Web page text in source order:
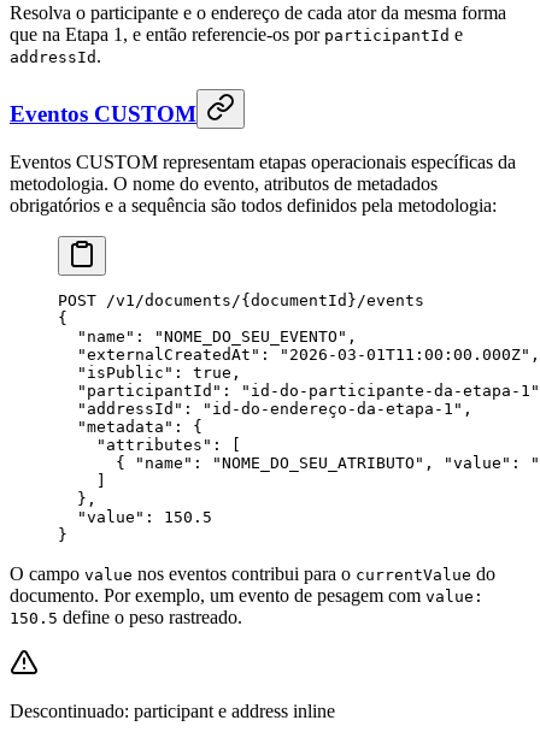
Resolva o participante e o endereço de cada ator da mesma forma
que na Etapa 1, e então referencie-os por participantId e
addressId .
Eventos CUSTOM
Eventos CUSTOM representam etapas operacionais específicas da
metodologia. O nome do evento, atributos de metadados
obrigatórios e a sequência são todos definidos pela metodologia:
POST /v1 /documents/{ documentId }/events
{
  "name"
: "NOME_DO_SEU_EVENTO" ,
  "externalCreatedAt"
: "2026-03-01T11:00:00.000Z" ,
  "isPublic"
: true ,
  "participantId"
:
"id-do-participante-da-etapa-1"
  "addressId"
: "id-do-endereço-da-etapa-1" ,
  "metadata"
: {
    "attributes"
: [
      {
"name" : "NOME_DO_SEU_ATRIBUTO" , "value" :
  },
  "value"
: 150.5
}
O campo value nos eventos contribui para o currentValue do
documento. Por exemplo, um evento de pesagem com value:
150.5 define o peso rastreado.
Descontinuado: participant e address inline